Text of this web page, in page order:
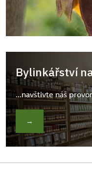
Bylinkářství
...navštivte náš
→